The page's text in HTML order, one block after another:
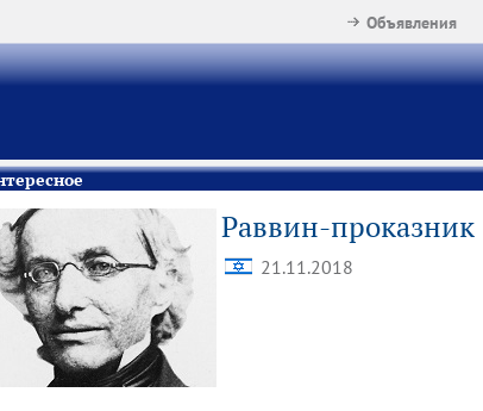
Объявления
Раввин-проказник
21.11.2018